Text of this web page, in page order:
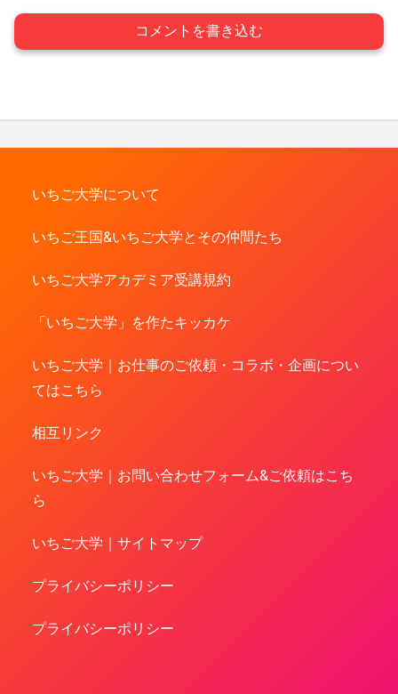
コメントを書き込む
いちご大学について
いちご王国&いちご大学とその仲間たち
いちご大学アカデミア受講規約
「いちご大学」を作たキッカケ
いちご大学｜お仕事のご依頼・コラボ・企画につい
てはこちら
相互リンク
いちご大学｜お問い合わせフォーム&ご依頼はこち
ら
いちご大学｜サイトマップ
プライバシーポリシー
プライバシーポリシー